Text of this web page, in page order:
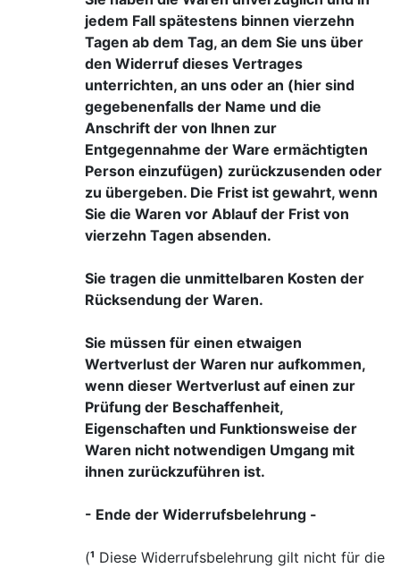
jedem Fall spätestens binnen vierzehn
Tagen ab dem Tag, an dem Sie uns über
den Widerruf dieses Vertrages
unterrichten, an uns oder an (hier sind
gegebenenfalls der Name und die
Anschrift der von Ihnen zur
Entgegennahme der Ware ermächtigten
Person einzufügen) zurückzusenden oder
zu übergeben. Die Frist ist gewahrt, wenn
Sie die Waren vor Ablauf der Frist von
vierzehn Tagen absenden.
Sie tragen die unmittelbaren Kosten der
Rücksendung der Waren.
Sie müssen für einen etwaigen
Wertverlust der Waren nur aufkommen,
wenn dieser Wertverlust auf einen zur
Prüfung der Beschaffenheit,
Eigenschaften und Funktionsweise der
Waren nicht notwendigen Umgang mit
ihnen zurückzuführen ist.
- Ende der Widerrufsbelehrung -
(¹ Diese Widerrufsbelehrung gilt nicht für die